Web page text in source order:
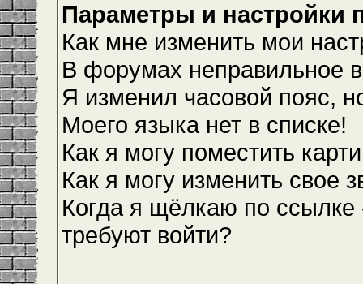
Параметры и настройки
Как мне изменить мои
В форумах неправильное
Я изменил часовой пояс,
Моего языка нет в списке!
Как я могу поместить
Как я могу изменить свое
Когда я щёлкаю по ссылке
требуют войти?